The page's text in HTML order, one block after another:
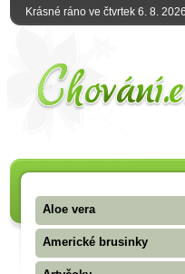
Krásné ráno ve čtvrtek 6. 8.
Aloe vera
Americké brusinky